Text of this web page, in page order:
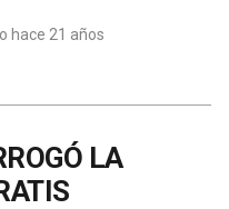
hace 21 años
LA